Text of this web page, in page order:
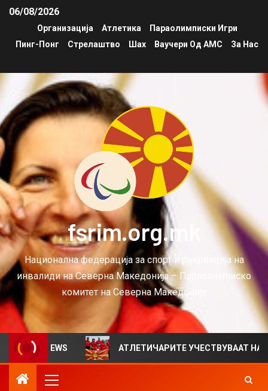
06/08/2026
Организација Атлетика
Параолимписки Игри
Пинг-Понг
Стрелаштво Шах Ваучери Од АМС За Нас
fsrim.org.mk
Национална федерација за спорт и рекреација на
инвалиди на Северна Македонија – Параолимписко
комитет на Северна Македонија
VIEWS АТЛЕТИЧАРИТЕ УЧЕСТВУВААТ НА